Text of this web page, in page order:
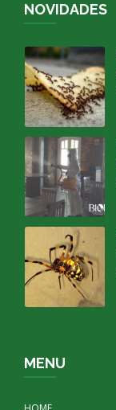
NOVIDADES
MENU